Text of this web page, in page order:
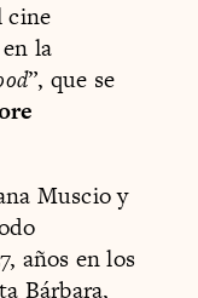
cine
la
”, que se
Muscio y
años en los
Bárbara,